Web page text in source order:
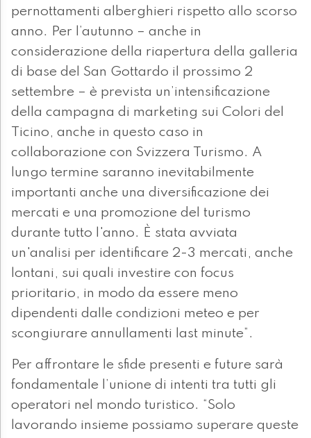
pernottamenti alberghieri rispetto allo scorso
anno. Per l’autunno – anche in
considerazione della riapertura della galleria
di base del San Gottardo il prossimo 2
settembre – è prevista un’intensificazione
della campagna di marketing sui Colori del
Ticino, anche in questo caso in
collaborazione con Svizzera Turismo. A
lungo termine saranno inevitabilmente
importanti anche una diversificazione dei
mercati e una promozione del turismo
durante tutto l'anno. È stata avviata
un'analisi per identificare 2-3 mercati, anche
lontani, sui quali investire con focus
prioritario, in modo da essere meno
dipendenti dalle condizioni meteo e per
scongiurare annullamenti last minute”.
Per affrontare le sfide presenti e future sarà
fondamentale l’unione di intenti tra tutti gli
operatori nel mondo turistico. “Solo
lavorando insieme possiamo superare queste